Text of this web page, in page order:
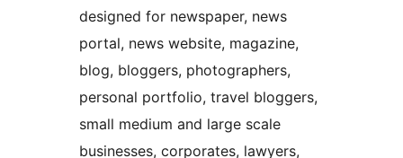
designed for newspaper, news
portal, news website, magazine,
blog, bloggers, photographers,
personal portfolio, travel bloggers,
small medium and large scale
businesses, corporates, lawyers,